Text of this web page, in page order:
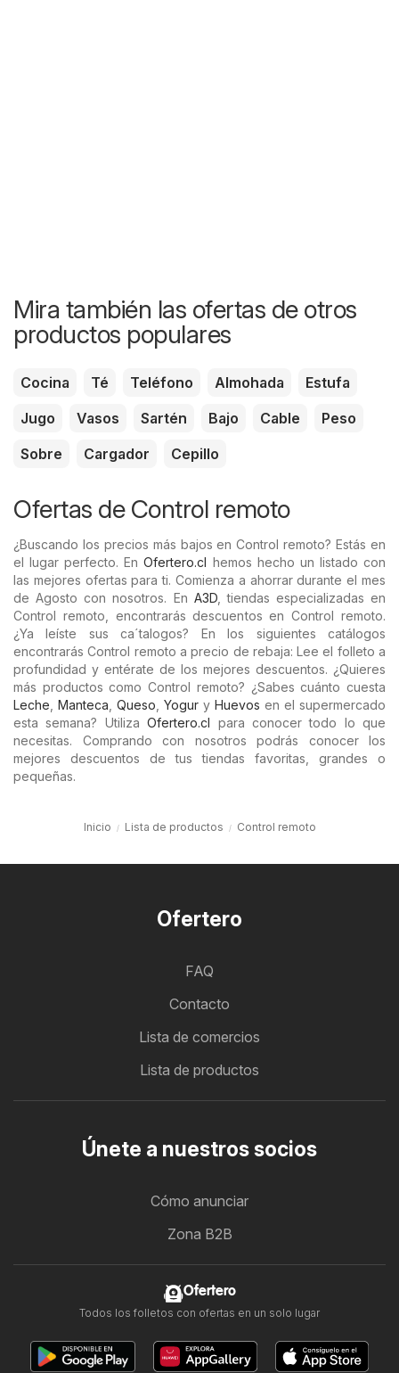
Mira también las ofertas de otros
productos populares
Cocina Té Teléfono Almohada
Estufa
Jugo
Vasos Sartén Bajo Cable
Peso
Sobre
Cargador Cepillo
Ofertas de Control remoto
¿Buscando los precios más bajos en Control remoto? Estás en
el lugar perfecto. EnOfertero.cl hemos hecho un listado con
las mejores ofertas para ti. Comienza a ahorrar durante el mes
de Agosto con nosotros. En A3D, tiendas especializadas en
Control remoto, encontrarás descuentos en Control remoto.
¿Ya leíste sus ca´talogos? En los siguientes catálogos
encontrarás Control remoto a precio de rebaja: Lee el folleto a
profundidad y entérate de los mejores descuentos. ¿Quieres
más productos como Control remoto? ¿Sabes cuánto cuesta
Leche Manteca Queso Yogur y Huevos en el supermercado
esta semana? UtilizaOfertero.cl para conocer todo lo que
necesitas. Comprando con nosotros podrás conocer los
mejores descuentos de tus tiendas favoritas, grandes o
pequeñas.
Inicio Lista de productos Control remoto
Ofertero
FAQ
Contacto
Lista de comercios
Lista de productos
Únete a nuestros socios
Cómo anunciar
Zona B2B
Ofertero
Todos los folletos con ofertas en un solo lugar